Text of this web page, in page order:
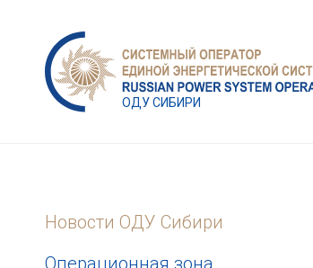
ОДУ СИБИРИ
Новости ОДУ Сибири
Операционная зона